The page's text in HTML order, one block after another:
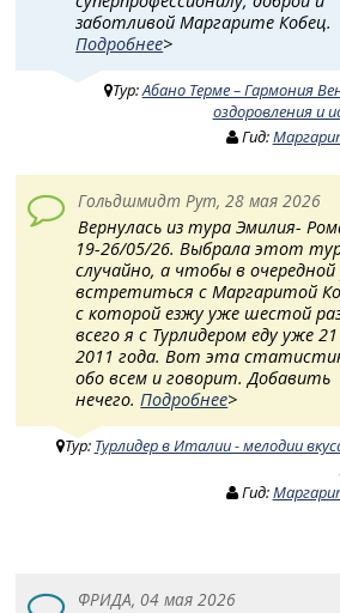
заботливой Маргарите Кобец.
Подробнее>
Тур:Абано Терме – Гармония
оздоровления и
Гид:
Гольдшмидт Рут, 28 мая 2026
Вернулась из тура Эмилия-
19-26/05/26. Выбрала этот
случайно, а чтобы в очередной
встретиться с Маргаритой
с которой езжу уже шестой
всего я с Турлидером еду уже
2011 года. Вот эта
обо всем и говорит. Добавить
нечего.Подробнее>
Тур: Турлидер в Италии - мелодии
Гид:
ФРИДА, 04 мая 2026